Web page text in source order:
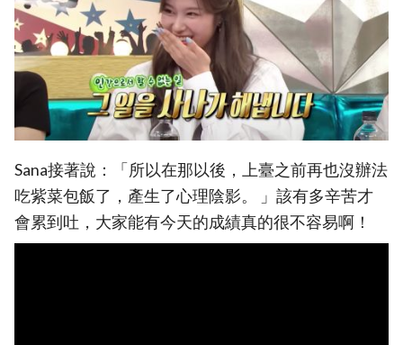
Sana接著說：「所以在那以後，上臺之前再也沒辦法
吃紫菜包飯了，產生了心理陰影。 」該有多辛苦才
會累到吐，大家能有今天的成績真的很不容易啊！